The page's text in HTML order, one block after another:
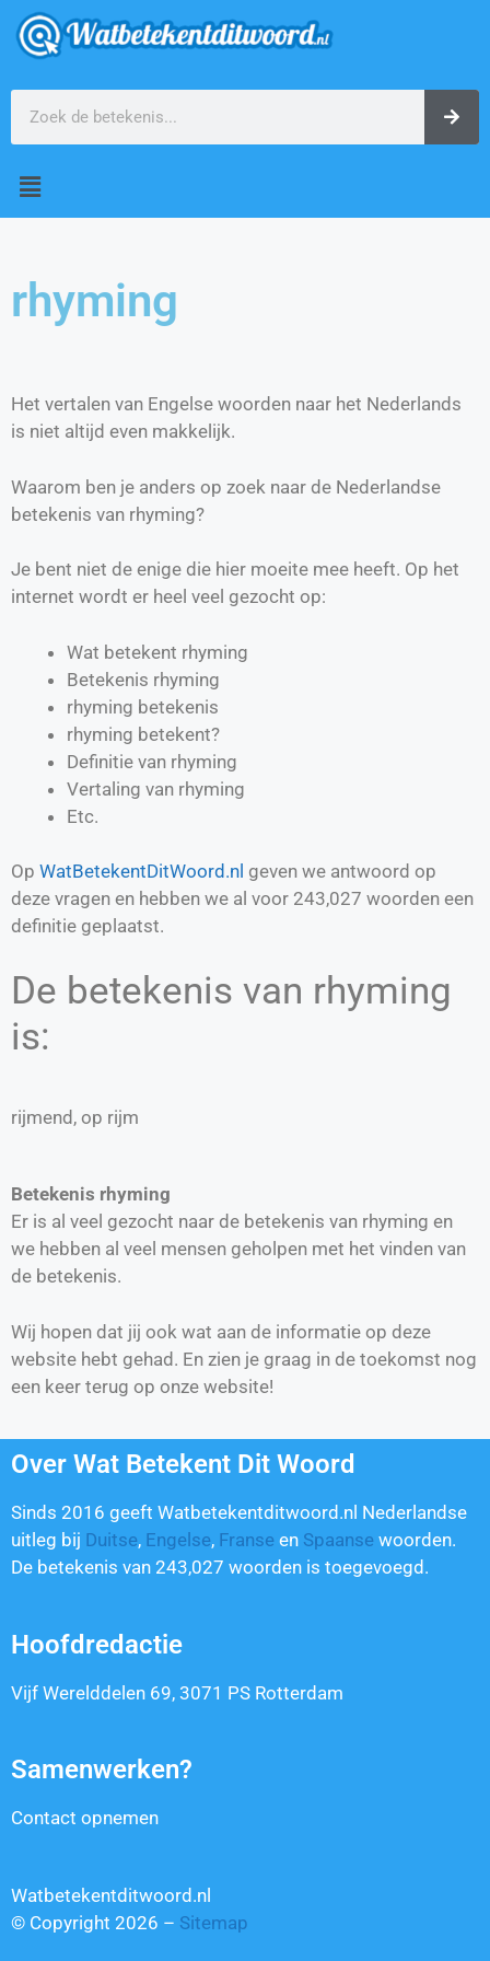
rhyming
Het vertalen van Engelse woorden naar het Nederlands
is niet altijd even makkelijk.
Waarom ben je anders op zoek naar de Nederlandse
betekenis van rhyming?
Je bent niet de enige die hier moeite mee heeft. Op het
internet wordt er heel veel gezocht op:
Wat betekent rhyming
Betekenis rhyming
rhyming betekenis
rhyming betekent?
Definitie van rhyming
Vertaling van rhyming
Etc.
Op WatBetekentDitWoord.nl geven we antwoord op
deze vragen en hebben we al voor 243,027 woorden een
definitie geplaatst.
De betekenis van rhyming
is:
rijmend, op rijm
Betekenis rhyming
Er is al veel gezocht naar de betekenis van rhyming en
we hebben al veel mensen geholpen met het vinden van
de betekenis.
Wij hopen dat jij ook wat aan de informatie op deze
website hebt gehad. En zien je graag in de toekomst nog
een keer terug op onze website!
Over Wat Betekent Dit Woord
Sinds 2016 geeft Watbetekentditwoord.nl Nederlandse
uitleg bij Duitse, Engelse, Franse en Spaanse woorden.
De betekenis van 243,027 woorden is toegevoegd.
Hoofdredactie
Vijf Werelddelen 69, 3071 PS Rotterdam
Samenwerken?
Contact opnemen
Watbetekentditwoord.nl
© Copyright 2026 – Sitemap